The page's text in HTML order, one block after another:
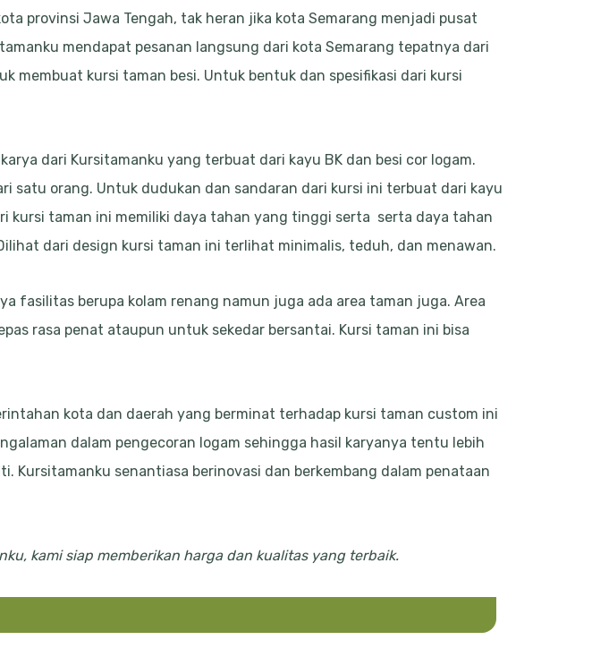
provinsi Jawa Tengah, tak heran jika kota Semarang menjadi pusat
mendapat pesanan langsung dari kota Semarang tepatnya dari
membuat kursi taman besi. Untuk bentuk dan spesifikasi dari kursi
dari Kursitamanku yang terbuat dari kayu BK dan besi cor logam.
satu orang. Untuk dudukan dan sandaran dari kursi ini terbuat dari kayu
kursi taman ini memiliki daya tahan yang tinggi serta serta daya tahan
dari design kursi taman ini terlihat minimalis, teduh, dan menawan.
fasilitas berupa kolam renang namun juga ada area taman juga. Area
rasa penat ataupun untuk sekedar bersantai. Kursi taman ini bisa
kota dan daerah yang berminat terhadap kursi taman custom ini
dalam pengecoran logam sehingga hasil karyanya tentu lebih
Kursitamanku senantiasa berinovasi dan berkembang dalam penataan
kami siap memberikan harga dan kualitas yang terbaik.